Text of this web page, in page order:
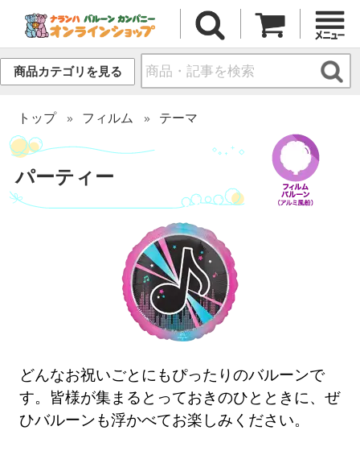
商品カテゴリを見る
トップ フィルム テーマ
パーティー
どんなお祝いごとにもぴったりのバルーンで
す。皆様が集まるとっておきのひとときに、ぜ
ひバルーンも浮かべてお楽しみください。